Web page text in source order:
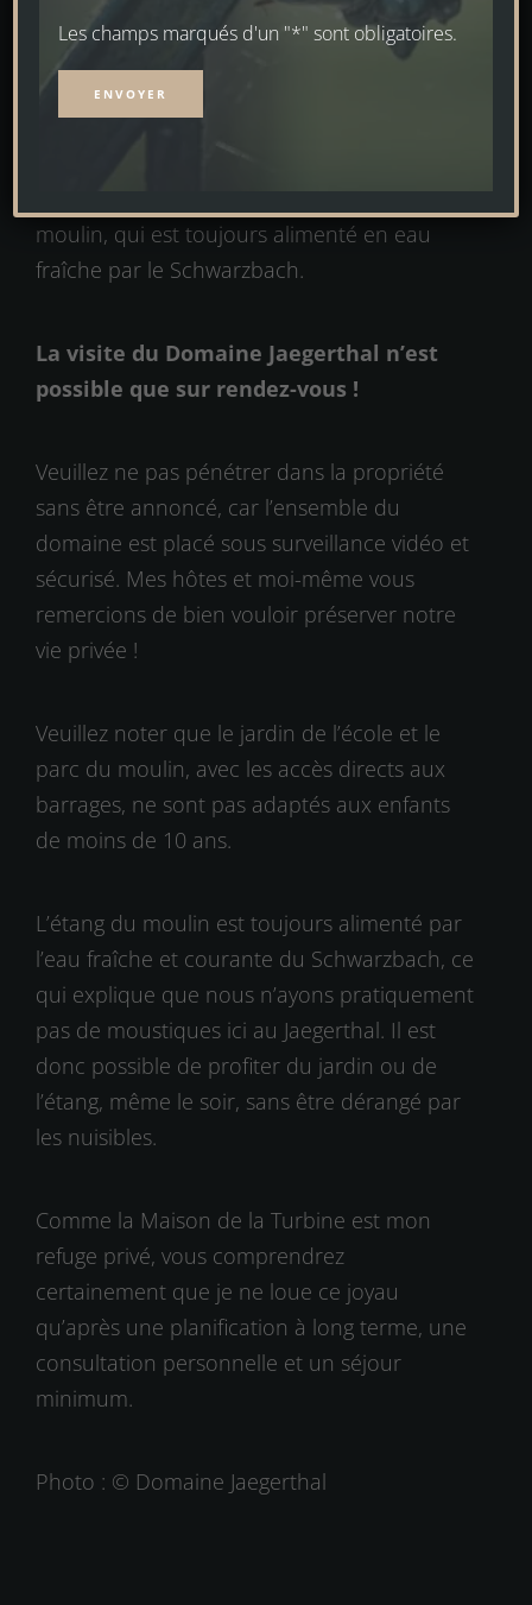
la « Maison d ́Ecole », l ́ancien presbytère et
école. Une maison d’hôtes d’un genre
particulier, élégante, chaleureuse et
aménagée avec des antiquités et de l’art. Le
Les hôtes profitent du grand étang du
moulin, qui est toujours alimenté en eau
fraîche par le Schwarzbach.
La visite du Domaine Jaegerthal n’est
possible que sur rendez-vous !
Veuillez ne pas pénétrer dans la propriété
sans être annoncé, car l’ensemble du
domaine est placé sous surveillance vidéo et
sécurisé. Mes hôtes et moi-même vous
remercions de bien vouloir préserver notre
vie privée !
Veuillez noter que le jardin de l’école et le
parc du moulin, avec les accès directs aux
barrages, ne sont pas adaptés aux enfants
de moins de 10 ans.
L’étang du moulin est toujours alimenté par
l’eau fraîche et courante du Schwarzbach, ce
qui explique que nous n’ayons pratiquement
pas de moustiques ici au Jaegerthal. Il est
donc possible de profiter du jardin ou de
l’étang, même le soir, sans être dérangé par
les nuisibles.
Comme la Maison de la Turbine est mon
refuge privé, vous comprendrez
certainement que je ne loue ce joyau
qu’après une planification à long terme, une
consultation personnelle et un séjour
minimum.
Photo : © Domaine Jaegerthal
Les champs marqués d'un "*" sont obligatoires.